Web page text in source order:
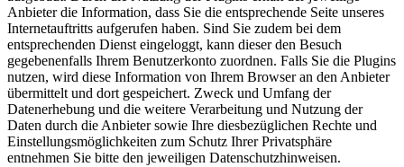
Anbieter die Information, dass Sie die entsprechende Seite unseres
Internetauftritts aufgerufen haben. Sind Sie zudem bei dem
entsprechenden Dienst eingeloggt, kann dieser den Besuch
gegebenenfalls Ihrem Benutzerkonto zuordnen. Falls Sie die Plugins
nutzen, wird diese Information von Ihrem Browser an den Anbieter
übermittelt und dort gespeichert. Zweck und Umfang der
Datenerhebung und die weitere Verarbeitung und Nutzung der
Daten durch die Anbieter sowie Ihre diesbezüglichen Rechte und
Einstellungsmöglichkeiten zum Schutz Ihrer Privatsphäre
entnehmen Sie bitte den jeweiligen Datenschutzhinweisen.